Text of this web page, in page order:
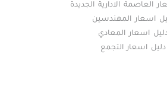
العاصمة الادارية الجديدة
اسعار المهندسين
اسعار المعادي
دليل اسعار التجمع